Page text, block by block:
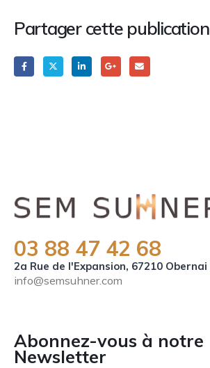
Partager cette publication
03 88 47 42 68
2a Rue de l'Expansion, 67210 Obernai
info@semsuhner.com
Abonnez-vous à notre
Newsletter